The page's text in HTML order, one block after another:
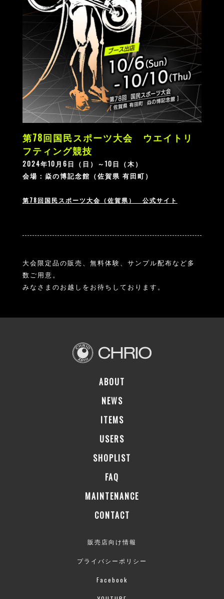
第78回国民スポーツ大会 ウエイトリ
フティング競技
2024年10月6日（日）～10日（木）
会場：焱の博記念館（佐賀県 有田町）
第78回国民スポーツ大会（佐賀県） 公式サイト
大会限定品の販売、無料体験、サンプル配布など多
数ご用意。
みなさまのお越しをお待ちしております。
ABOUT
NEWS
ITEMS
USERS
SHOPLIST
FAQ
MAINTENANCE
CONTACT
販売店向け情報
プライバシーポリシー
Facebook